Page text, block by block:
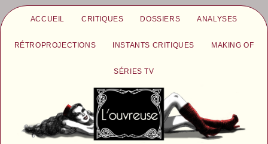
ACCUEIL CRITIQUES DOSSIERS ANALYSES
RÉTROPROJECTIONS INSTANTS CRITIQUES MAKING OF
SÉRIES TV